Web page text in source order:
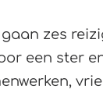
zes
een ster